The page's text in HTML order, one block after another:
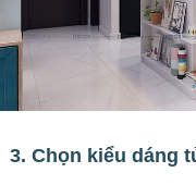
3. Chọn kiểu dáng